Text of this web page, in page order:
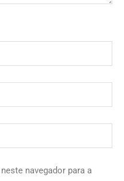
navegador para a